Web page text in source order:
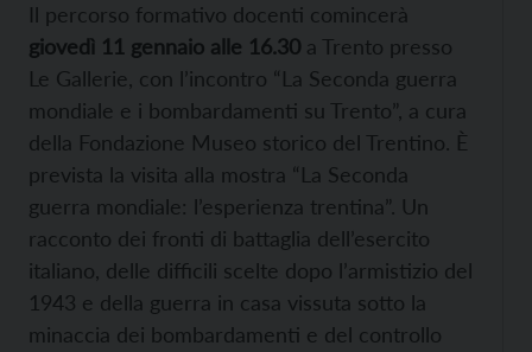
Il percorso formativo docenti comincerà
giovedì 11 gennaio alle 16.30 a Trento presso
Le Gallerie, con l’incontro “La Seconda guerra
mondiale e i bombardamenti su Trento”, a cura
della Fondazione Museo storico del Trentino. È
prevista la visita alla mostra “La Seconda
guerra mondiale: l’esperienza trentina”. Un
racconto dei fronti di battaglia dell’esercito
italiano, delle difficili scelte dopo l’armistizio del
1943 e della guerra in casa vissuta sotto la
minaccia dei bombardamenti e del controllo